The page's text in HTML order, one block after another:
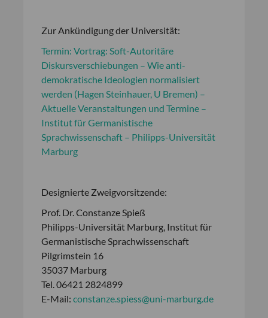
Zur Ankündigung der Universität:
Termin: Vortrag: Soft-Autoritäre
Diskursverschiebungen – Wie anti-
demokratische Ideologien normalisiert
werden (Hagen Steinhauer, U Bremen) –
Aktuelle Veranstaltungen und Termine –
Institut für Germanistische
Sprachwissenschaft – Philipps-Universität
Marburg
Designierte Zweigvorsitzende:
Prof. Dr. Constanze Spieß
Philipps-Universität Marburg, Institut für
Germanistische Sprachwissenschaft
Pilgrimstein 16
35037 Marburg
Tel. 06421 2824899
E-Mail: constanze.spiess@uni-marburg.de